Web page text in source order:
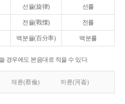
선율(旋律) 선률
전율(戰慄) 전률
백분율(百分率) 백분률
경우에도 본음대로 적을 수 있다.
채륜(蔡倫) 하륜(河崙)